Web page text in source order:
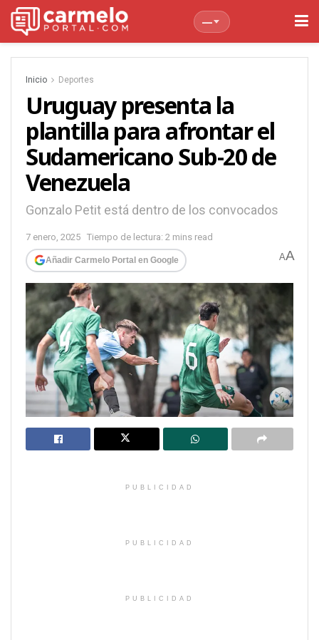
—
Inicio Deportes
Uruguay presenta la
plantilla para afrontar el
Sudamericano Sub-20 de
Venezuela
Gonzalo Petit está dentro de los convocados
7 enero, 2025 Tiempo de lectura: 2 mins read
Añadir Carmelo Portal en Google AA
PUBLICIDAD
PUBLICIDAD
PUBLICIDAD